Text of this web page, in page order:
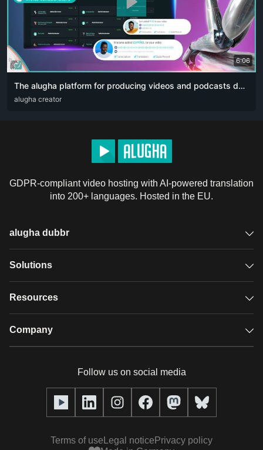
6:06
The alugha platform for producing videos and podcasts designed for content creators. The artificial intelligence revolution 👏🏻
ARA DEU ENG
alugha creator
GDPR-compliant video hosting with AI-powered translation
into 200+ languages. Hosted in the EU.
alugha dubbr
Overview
Glossary
Solutions
GDPR video hosting
Resources
Case studies
alugha Academy
Company
Our team
Press (media kit)
Follow us on social media
Terms of use Legal notice Privacy policy